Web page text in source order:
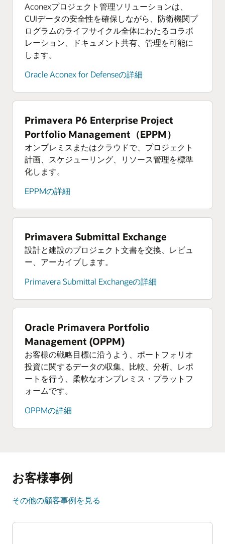
Aconexプロジェクト管理ソリューションは、
CUIデータの安全性を確保しながら、防衛機関プ
ログラムのライフサイクル全体にわたるコラボ
レーション、ドキュメント共有、管理を可能に
します。
Oracle Aconex for Defenseの詳細
Primavera P6 Enterprise Project
Portfolio Management（EPPM）
オンプレミスまたはクラウドで、プロジェクト
計画、スケジューリング、リソース管理を標準
化します。
EPPMの詳細
Primavera Submittal Exchange
設計と建設のプロジェクト文書を交換、レビュ
ー、アーカイブします。
Primavera Submittal Exchangeの詳細
Oracle Primavera Portfolio
Management (OPPM)
お客様の戦略目標に沿うよう、ポートフォリオ
投資に関するデータの収集、比較、分析、レポ
ートを行う、柔軟なオンプレミス・プラットフ
ォームです。
OPPMの詳細
お客様事例
その他の顧客事例を見る